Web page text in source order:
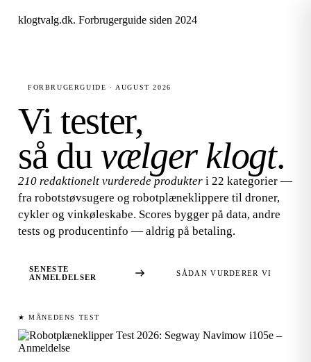
klogtvalg.dk. Forbrugerguide siden 2024
FORBRUGERGUIDE · AUGUST 2026
Vi tester,
så du vælger klogt.
210 redaktionelt vurderede produkter i 22 kategorier —
fra robotstøvsugere og robotplæneklippere til droner,
cykler og vinkøleskabe. Scores bygger på data, andre
tests og producentinfo — aldrig på betaling.
SENESTE
ANMELDELSER
SÅDAN VURDERER VI
★ MÅNEDENS TEST